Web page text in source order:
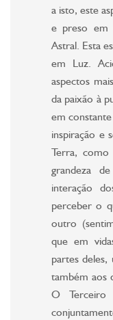
a isto, este
e preso em
Astral. Esta
em Luz.
aspectos
da paixão à
em
inspiração e
Terra,
grandeza
interação
perceber o
outro
que em
partes deles,
também aos
O Terceiro